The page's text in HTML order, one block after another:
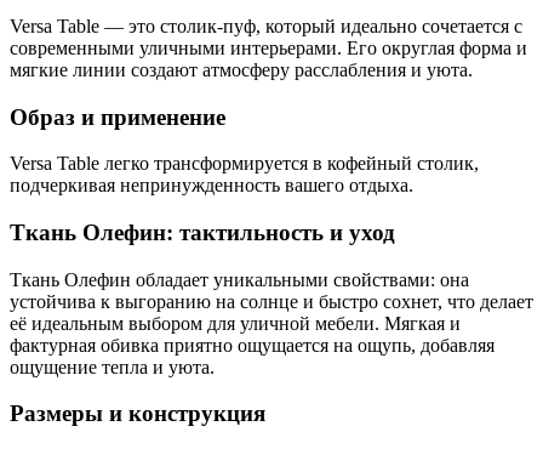
Versa Table — это столик-пуф, который идеально сочетается с
современными уличными интерьерами. Его округлая форма и
мягкие линии создают атмосферу расслабления и уюта.
Образ и применение
Versa Table легко трансформируется в кофейный столик,
подчеркивая непринужденность вашего отдыха.
Ткань Олефин: тактильность и уход
Ткань Олефин обладает уникальными свойствами: она
устойчива к выгоранию на солнце и быстро сохнет, что делает
её идеальным выбором для уличной мебели. Мягкая и
фактурная обивка приятно ощущается на ощупь, добавляя
ощущение тепла и уюта.
Размеры и конструкция